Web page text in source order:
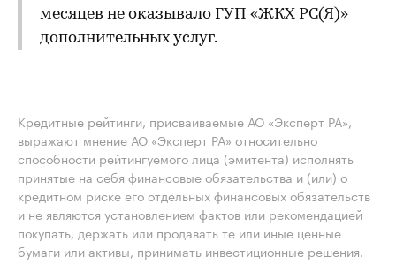
месяцев не оказывало ГУП «ЖКХ РС(Я)»
дополнительных услуг.
Кредитные рейтинги, присваиваемые АО «Эксперт РА»,
выражают мнение АО «Эксперт РА» относительно
способности рейтингуемого лица (эмитента) исполнять
принятые на себя финансовые обязательства и (или) о
кредитном риске его отдельных финансовых обязательств
и не являются установлением фактов или рекомендацией
покупать, держать или продавать те или иные ценные
бумаги или активы, принимать инвестиционные решения.